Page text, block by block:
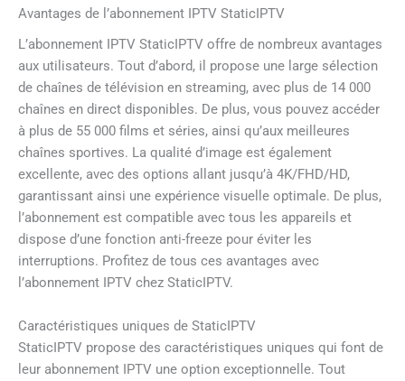
Avantages de l’abonnement IPTV StaticIPTV
L’abonnement IPTV StaticIPTV offre de nombreux avantages
aux utilisateurs. Tout d’abord, il propose une large sélection
de chaînes de télévision en streaming, avec plus de 14 000
chaînes en direct disponibles. De plus, vous pouvez accéder
à plus de 55 000 films et séries, ainsi qu’aux meilleures
chaînes sportives. La qualité d’image est également
excellente, avec des options allant jusqu’à 4K/FHD/HD,
garantissant ainsi une expérience visuelle optimale. De plus,
l’abonnement est compatible avec tous les appareils et
dispose d’une fonction anti-freeze pour éviter les
interruptions. Profitez de tous ces avantages avec
l’abonnement IPTV chez StaticIPTV.
Caractéristiques uniques de StaticIPTV
StaticIPTV propose des caractéristiques uniques qui font de
leur abonnement IPTV une option exceptionnelle. Tout